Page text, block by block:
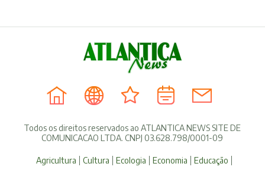
Todos os direitos reservados ao ATLANTICA NEWS SITE DE
COMUNICACAO LTDA. CNPJ 03.628.798/0001-09
Agricultura Cultura Ecologia Economia Educação